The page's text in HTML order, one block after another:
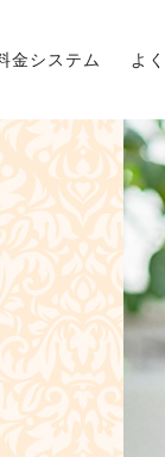
金システム よ